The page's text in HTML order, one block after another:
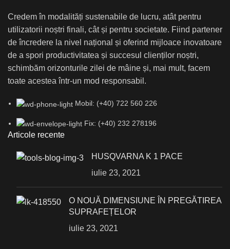
Credem în modalități sustenabile de lucru, atât pentru
utilizatorii noștri finali, cât și pentru societate. Fiind partener
de încredere la nivel național și oferind mijloace inovatoare
de a spori productivitatea și succesul clienților noștri,
schimbăm orizonturile zilei de mâine și, mai mult, facem
toate acestea într-un mod responsabil.
Mobil: (+40) 722 560 226
Fix: (+40) 232 278196
Articole recente
HUSQVARNA K 1 PACE
iulie 23, 2021
О NOUĂ DIMENSIUNE ÎN PREGĂTIREA
SUPRAFEȚELOR
iulie 23, 2021